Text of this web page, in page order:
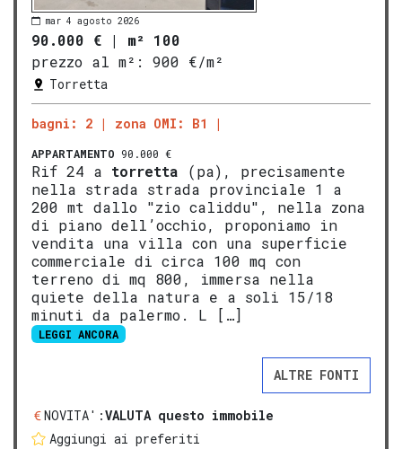
mar 4 agosto 2026
90.000 € | m² 100
prezzo al m²:
900 €/m²
Torretta
bagni: 2 zona OMI: B1
APPARTAMENTO 90.000 €
Rif 24 a torretta (pa), precisamente
nella strada strada provinciale 1 a
200 mt dallo "zio caliddu", nella zona
di piano dell’occhio, proponiamo in
vendita una villa con una superficie
commerciale di circa 100 mq con
terreno di mq 800, immersa nella
quiete della natura e a soli 15/18
minuti da palermo. L […]
LEGGI ANCORA
ALTRE FONTI
NOVITA':VALUTA questo immobile
Aggiungi ai preferiti